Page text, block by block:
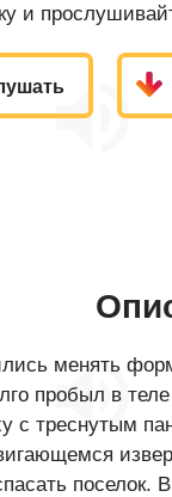
и
менять
в теле
с треснутым
поселок.